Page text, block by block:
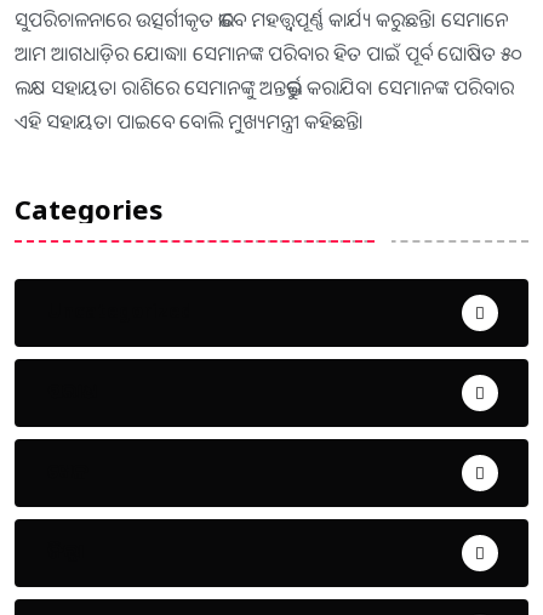
ସୁପରିଚାଳନାରେ ଉତ୍ସର୍ଗୀକୃତ ଭାବେ ମହତ୍ତ୍ୱପୂର୍ଣ୍ଣ କାର୍ଯ୍ୟ କରୁଛନ୍ତି। ସେମାନେ
ଆମ ଆଗଧାଡ଼ିର ଯୋଦ୍ଧା। ସେମାନଙ୍କ ପରିବାର ହିତ ପାଇଁ ପୂର୍ବ ଘୋଷିତ ୫୦
ଲକ୍ଷ ସହାୟତା ରାଶିରେ ସେମାନଙ୍କୁ ଅନ୍ତର୍ଭୁକ୍ତ କରାଯିବ। ସେମାନଙ୍କ ପରିବାର
ଏହି ସହାୟତା ପାଇବେ ବୋଲି ମୁଖ୍ୟମନ୍ତ୍ରୀ କହିଛନ୍ତି।
Categories